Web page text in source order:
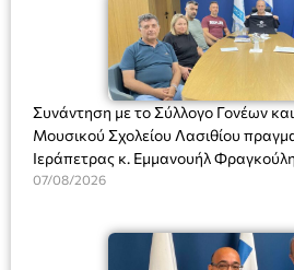
Συνάντηση με το Σύλλογο Γονέων
Μουσικού Σχολείου Λασιθίου
Ιεράπετρας κ. Εμμανουήλ
Διευθύντριας του σχολείου κας
07/08/2026